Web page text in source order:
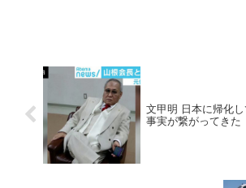
文甲明 日本に帰化
事実が繋がってきた